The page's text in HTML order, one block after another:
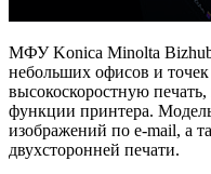
МФУ Konica Minolta Bizhub
небольших офисов и
высокоскоростную
функции принтера.
изображений по e-mail, а
двухсторонней печати.